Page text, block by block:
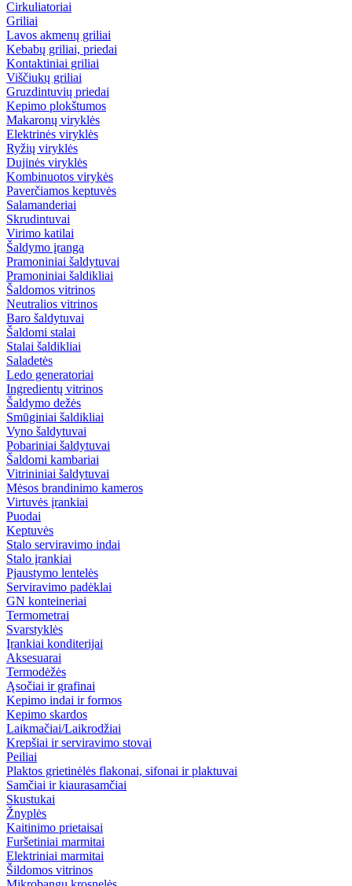
Cirkuliatoriai
Griliai
Lavos akmenų griliai
Kebabų griliai, priedai
Kontaktiniai griliai
Viščiukų griliai
Gruzdintuvių priedai
Kepimo plokštumos
Makaronų viryklės
Elektrinės viryklės
Ryžių viryklės
Dujinės viryklės
Kombinuotos virykės
Paverčiamos keptuvės
Salamanderiai
Skrudintuvai
Virimo katilai
Šaldymo įranga
Pramoniniai šaldytuvai
Pramoniniai šaldikliai
Šaldomos vitrinos
Neutralios vitrinos
Baro šaldytuvai
Šaldomi stalai
Stalai šaldikliai
Saladetės
Ledo generatoriai
Ingredientų vitrinos
Šaldymo dežės
Smūginiai šaldikliai
Vyno šaldytuvai
Pobariniai šaldytuvai
Šaldomi kambariai
Vitrininiai šaldytuvai
Mėsos brandinimo kameros
Virtuvės įrankiai
Puodai
Keptuvės
Stalo serviravimo indai
Stalo įrankiai
Pjaustymo lentelės
Serviravimo padėklai
GN konteineriai
Termometrai
Svarstyklės
Įrankiai konditerijai
Aksesuarai
Termodėžės
Ąsočiai ir grafinai
Kepimo indai ir formos
Kepimo skardos
Laikmačiai/Laikrodžiai
Krepšiai ir serviravimo stovai
Peiliai
Plaktos grietinėlės flakonai, sifonai ir plaktuvai
Samčiai ir kiaurasamčiai
Skustukai
Žnyplės
Kaitinimo prietaisai
Furšetiniai marmitai
Elektriniai marmitai
Šildomos vitrinos